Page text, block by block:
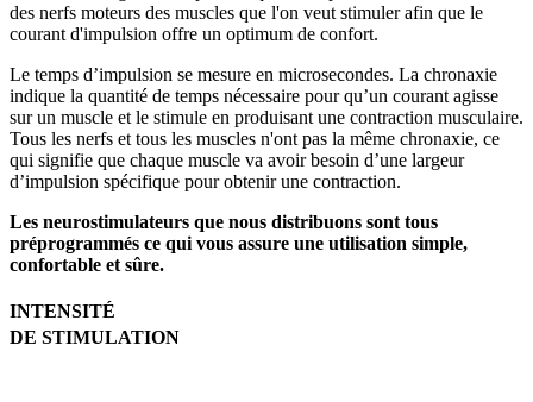
des nerfs moteurs des muscles que l'on veut stimuler afin que le
courant d'impulsion offre un optimum de confort.
Le temps d’impulsion se mesure en microsecondes. La chronaxie
indique la quantité de temps nécessaire pour qu’un courant agisse
sur un muscle et le stimule en produisant une contraction musculaire.
Tous les nerfs et tous les muscles n'ont pas la même chronaxie, ce
qui signifie que chaque muscle va avoir besoin d’une largeur
d’impulsion spécifique pour obtenir une contraction.
Les neurostimulateurs que nous distribuons sont tous
préprogrammés ce qui vous assure une utilisation simple,
confortable et sûre.
INTENSITÉ
DE STIMULATION